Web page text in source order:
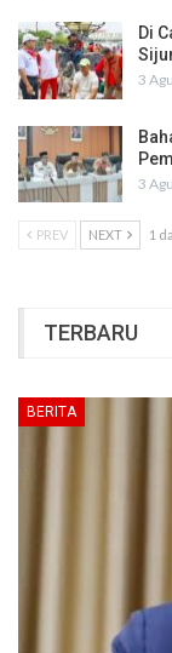
Di
3
3
PREV NEXT 1
TERBARU
BERITA